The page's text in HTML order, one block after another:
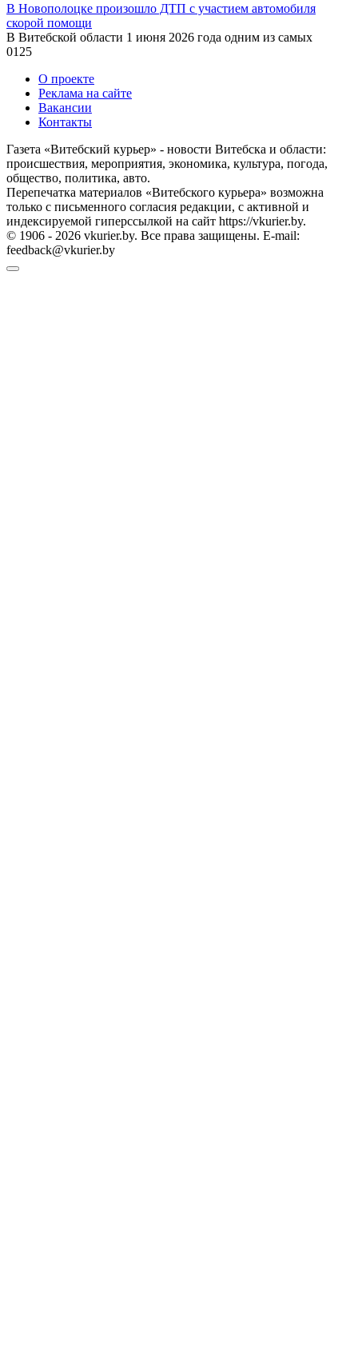
В Новополоцке произошло ДТП с участием автомобиля
скорой помощи
В Витебской области 1 июня 2026 года одним из самых
0125
О проекте
Реклама на сайте
Вакансии
Контакты
Газета «Витебский курьер» - новости Витебска и области:
происшествия, мероприятия, экономика, культура, погода,
общество, политика, авто.
Перепечатка материалов «Витебского курьера» возможна
только с письменного согласия редакции, с активной и
индексируемой гиперссылкой на сайт https://vkurier.by.
© 1906 - 2026 vkurier.by. Все права защищены. E-mail:
feedback@vkurier.by